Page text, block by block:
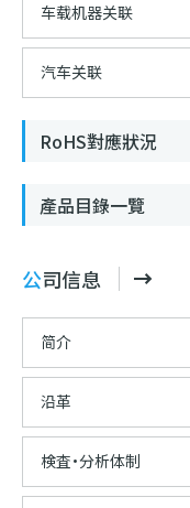
车载机器关联
汽车关联
RoHS對應狀況
產品目錄一覽
公司信息
简介
沿革
検査・分析体制